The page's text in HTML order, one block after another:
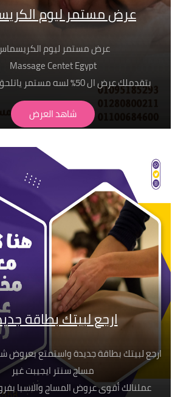
عرض مستمر ليوم
عرض مستمر ليوم
Massage Centet Egypt
بتقدملك عرض ال 50٪ لسه مستمر ياتلحق يامتلحقش
متاح جميع انواع سكراب العود الملكي و
الطبيعي وغيرهم من منتجات ذا
الطبيعية 100%
شاهد العرض
ارجع لبيتك بطاقة
ارجع لبيتك بطاقة جديدة واستمتع
مساج سنتر ايجيبت غير
عملنالك أقوى عروض المساج والاسبا